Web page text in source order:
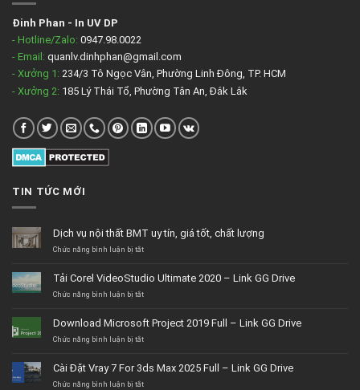
Đinh Phan - In UV DP
- Hotline/Zalo: 0947.98.0022
- Email: quanlv.dinhphan@gmail.com
- Xưởng 1: 234/3 Tô Ngọc Vân, Phường Linh Đông, TP. HCM
- Xưởng 2: 185 Lý Thái Tổ, Phường Tân An, Đắk Lắk
TIN TỨC MỚI
Dịch vụ nội thất BMT uy tín, giá tốt, chất lượng
Chức năng bình luận bị tắtở
nội
thất
tín,
giá
lượng
Tải Corel VideoStudio Ultimate 2020 – Link GG Drive
Chức năng bình luận bị tắtở
VideoStudio
Ultimate
Link
GG
Download Microsoft Project 2019 Full – Link GG Drive
Chức năng bình luận bị tắtở
Project
2019
Cài Đặt Vray 7 For 3ds Max 2025 Full – Link GG Drive
Chức năng bình luận bị tắtở